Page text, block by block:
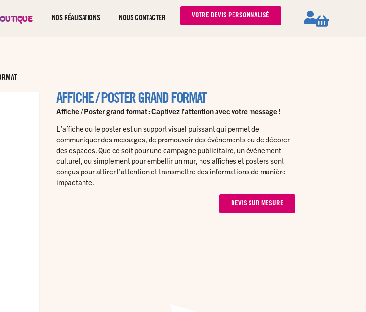
NOS RÉALISATIONS NOUS CONTACTER VOTRE DEVIS PERSONNALISÉ
AFFICHE / POSTER GRAND FORMAT
Affiche / Poster grand format : Captivez l’attention avec votre message !
L’affiche ou le poster est un support visuel puissant qui permet de
communiquer des messages, de promouvoir des événements ou de décorer
des espaces. Que ce soit pour une campagne publicitaire, un événement
culturel, ou simplement pour embellir un mur, nos affiches et posters sont
conçus pour attirer l’attention et transmettre des informations de manière
impactante.
DEVIS SUR MESURE